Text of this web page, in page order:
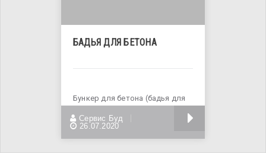
БАДЬЯ ДЛЯ БЕТОНА
Бункер для бетона (бадья для
принятия,
Сервис Буд
26.07.2020